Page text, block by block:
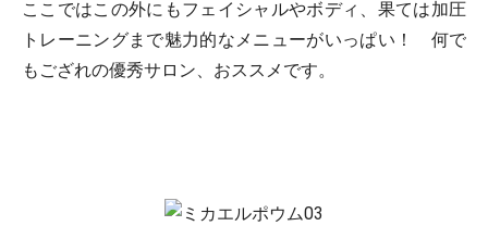
ここではこの外にもフェイシャルやボディ、果ては加圧
トレーニングまで魅力的なメニューがいっぱい！ 何で
もござれの優秀サロン、おススメです。